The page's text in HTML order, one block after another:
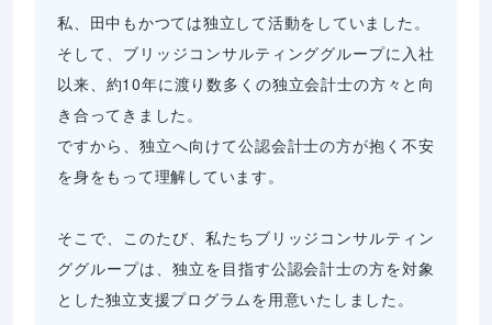
私、田中もかつては独立して活動をしていました。
そして、ブリッジコンサルティンググループに入社
以来、約10年に渡り数多くの独立会計士の方々と向
き合ってきました。
ですから、独立へ向けて公認会計士の方が抱く不安
を身をもって理解しています。
そこで、このたび、私たちブリッジコンサルティン
ググループは、独立を目指す公認会計士の方を対象
とした独立支援プログラムを用意いたしました。